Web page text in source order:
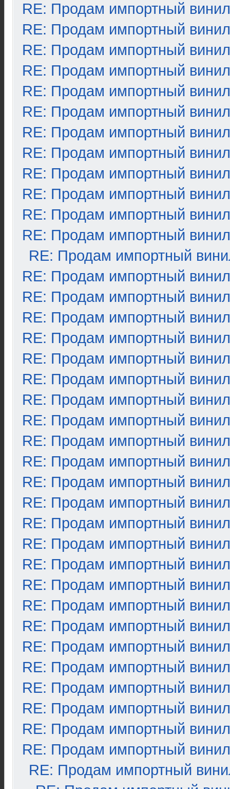
RE: Продам импортный винил
RE: Продам импортный винил
RE: Продам импортный винил
RE: Продам импортный винил
RE: Продам импортный винил
RE: Продам импортный винил
RE: Продам импортный винил
RE: Продам импортный винил
RE: Продам импортный винил
RE: Продам импортный винил
RE: Продам импортный винил
RE: Продам импортный винил
RE: Продам импортный
RE: Продам импортный винил
RE: Продам импортный винил
RE: Продам импортный винил
RE: Продам импортный винил
RE: Продам импортный винил
RE: Продам импортный винил
RE: Продам импортный винил
RE: Продам импортный винил
RE: Продам импортный винил
RE: Продам импортный винил
RE: Продам импортный винил
RE: Продам импортный винил
RE: Продам импортный винил
RE: Продам импортный винил
RE: Продам импортный винил
RE: Продам импортный винил
RE: Продам импортный винил
RE: Продам импортный винил
RE: Продам импортный винил
RE: Продам импортный винил
RE: Продам импортный винил
RE: Продам импортный винил
RE: Продам импортный винил
RE: Продам импортный винил
RE: Продам импортный